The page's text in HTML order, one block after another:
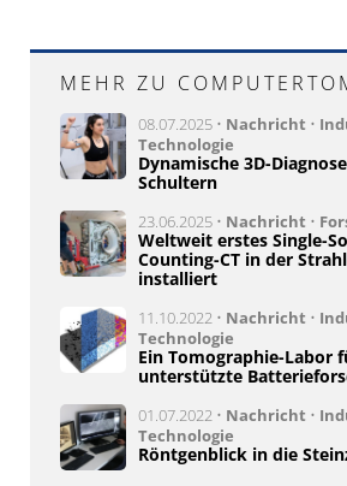
MEHR ZU
08.07.2025 • Nachricht •
Technologie
Dynamische 3D-
Schultern
23.06.2025 • Nachricht •
Weltweit erstes Single-
Counting-CT in der
installiert
11.10.2022 • Nachricht •
Technologie
Ein Tomographie-Labor
unterstützte
01.07.2022 • Nachricht •
Technologie
Röntgenblick in die